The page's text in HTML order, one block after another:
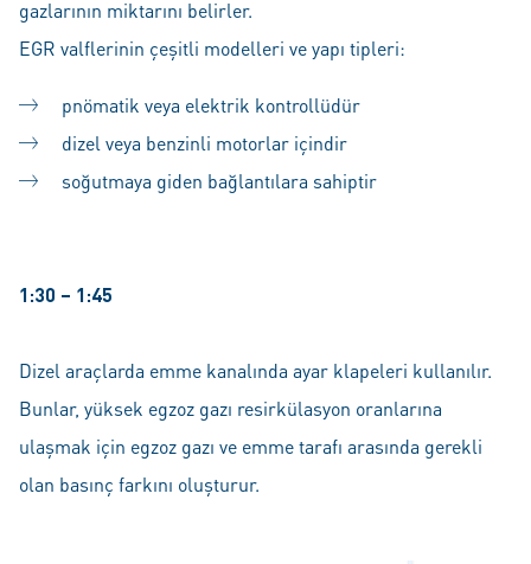
gazlarının miktarını belirler.
EGR valflerinin çeşitli modelleri ve yapı tipleri:
pnömatik veya elektrik kontrollüdür
dizel veya benzinli motorlar içindir
soğutmaya giden bağlantılara sahiptir
1:30 – 1:45
Dizel araçlarda emme kanalında ayar klapeleri kullanılır.
Bunlar, yüksek egzoz gazı resirkülasyon oranlarına
ulaşmak için egzoz gazı ve emme tarafı arasında gerekli
olan basınç farkını oluşturur.